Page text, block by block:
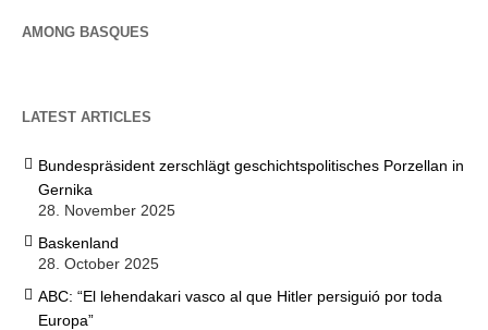
AMONG BASQUES
LATEST ARTICLES
Bundespräsident zerschlägt geschichtspolitisches Porzellan in
Gernika
28. November 2025
Baskenland
28. October 2025
ABC: “El lehendakari vasco al que Hitler persiguió por toda
Europa”